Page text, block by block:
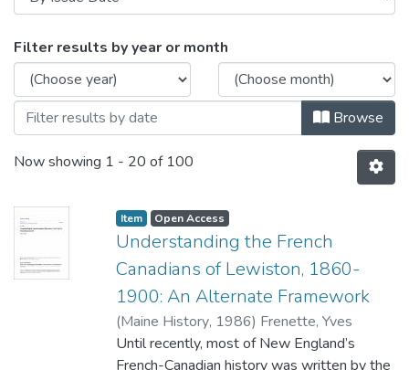
Browsing EspaceUSB - Dépôt
Filter results by year or month
Browse
Now showing 1 - 20 of 100
Item type:
Item, Access status:
Open Access
Understanding the French
Canadians of Lewiston, 1860-
1900: An Alternate Framework
(Maine History, 1986) Frenette, Yves
Until recently, most of New England’s
French-Canadian history was written by the